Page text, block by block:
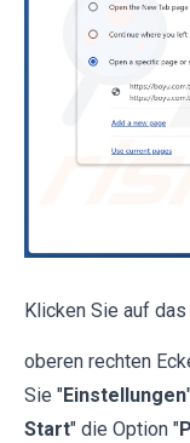
Klicken Sie auf
oberen rechten
Sie "Einstellungen
Start" die Option "